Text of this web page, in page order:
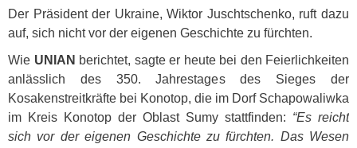
Der Präsident der Ukraine, Wiktor Juschtschenko, ruft dazu
auf, sich nicht vor der eigenen Geschichte zu fürchten.
Wie UNIAN berichtet, sagte er heute bei den Feierlichkeiten
anlässlich des 350. Jahrestages des Sieges der
Kosakenstreitkräfte bei Konotop, die im Dorf Schapowaliwka
im Kreis Konotop der Oblast Sumy stattfinden: “Es reicht
sich vor der eigenen Geschichte zu fürchten. Das Wesen